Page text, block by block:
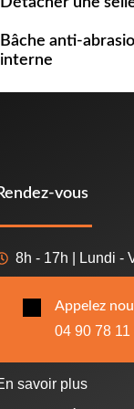
Bâche anti-
interne
vous
8h - 17h | Lundi -
Appelez
04 90 78 11
savoir plus